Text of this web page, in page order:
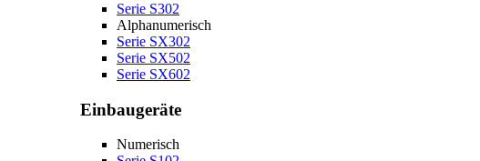
Serie S302
Alphanumerisch
Serie SX302
Serie SX502
Serie SX602
Einbaugeräte
Numerisch